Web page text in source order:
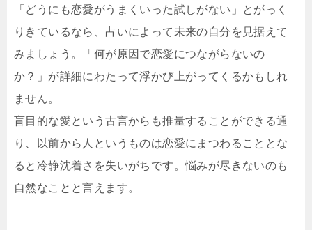
「どうにも恋愛がうまくいった試しがない」とがっく
りきているなら、占いによって未来の自分を見据えて
みましょう。「何が原因で恋愛につながらないの
か？」が詳細にわたって浮かび上がってくるかもしれ
ません。
盲目的な愛という古言からも推量することができる通
り、以前から人というものは恋愛にまつわることとな
ると冷静沈着さを失いがちです。悩みが尽きないのも
自然なことと言えます。